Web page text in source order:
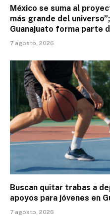
México se suma al
más grande del
Guanajuato forma parte
7 agosto, 2026
Buscan quitar trabas a
apoyos para jóvenes en
7 agosto, 2026